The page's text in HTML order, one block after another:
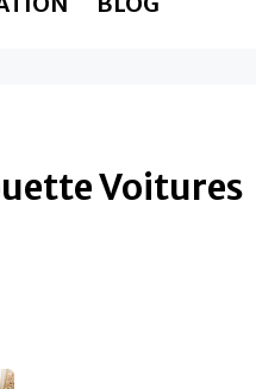
Voitures